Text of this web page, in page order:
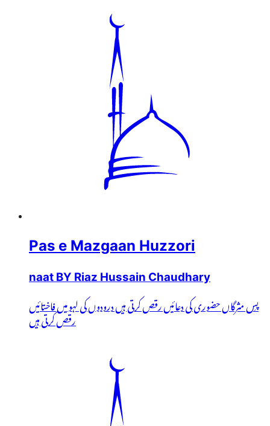
Pas e Mazgaan Huzzori
naat BY Riaz Hussain Chaudhary
پسِ مثرگاں حضوری کی دعائیں رقص کرتی ہیں درودوں کی لہو میں فاختائیں
رقص کرتی ہیں